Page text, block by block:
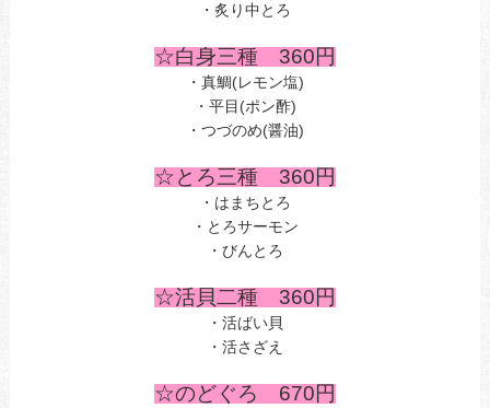
・炙り中とろ
☆白身三種 360円
・真鯛(レモン塩)
・平目(ポン酢)
・つづのめ(醤油)
☆とろ三種 360円
・はまちとろ
・とろサーモン
・びんとろ
☆活貝二種 360円
・活ばい貝
・活さざえ
☆のどぐろ 670円